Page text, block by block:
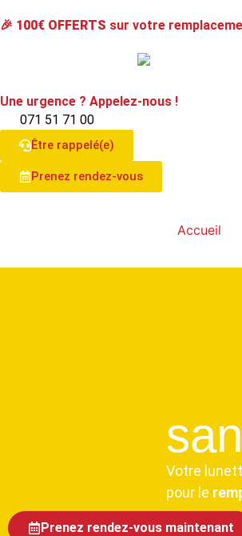
🎉 100€ OFFERTS sur votre
Une urgence ? Appelez-nous !
071 51 71 00
Être rappelé(e)
Prenez rendez-vous
Accueil
Votre
pour le
Prenez rendez-vous maintenant